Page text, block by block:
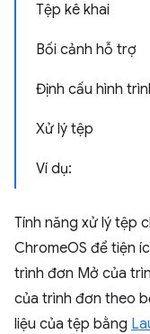
Tệp kê khai
Bối cảnh hỗ trợ
Định cấu hình
Xử lý tệp
Ví dụ:
Tính năng xử lý tệp
ChromeOS để tiện
trình đơn Mở của
của trình đơn theo
liệu của tệp bằng